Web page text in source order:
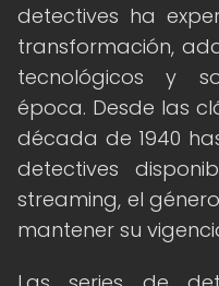
detectives ha
transformación,
tecnológicos y
época. Desde las
década de 1940
detectives
streaming, el
mantener su